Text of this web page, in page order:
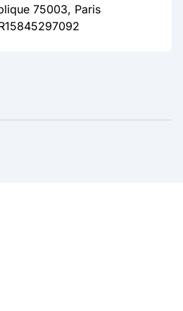
75003, Paris